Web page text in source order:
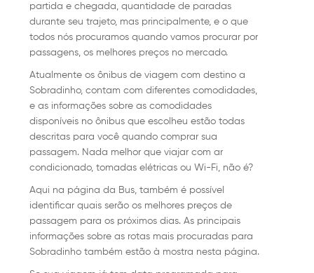
partida e chegada, quantidade de paradas
durante seu trajeto, mas principalmente, e o que
todos nós procuramos quando vamos procurar por
passagens, os melhores preços no mercado.
Atualmente os ônibus de viagem com destino a
Sobradinho, contam com diferentes comodidades,
e as informações sobre as comodidades
disponíveis no ônibus que escolheu estão todas
descritas para você quando comprar sua
passagem. Nada melhor que viajar com ar
condicionado, tomadas elétricas ou Wi-Fi, não é?
Aqui na página da Bus, também é possível
identificar quais serão os melhores preços de
passagem para os próximos dias. As principais
informações sobre as rotas mais procuradas para
Sobradinho também estão à mostra nesta página.